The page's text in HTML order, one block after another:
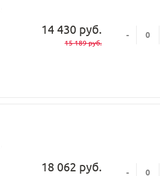
14 430 руб.
15 189 руб.
-
18 062 руб. -